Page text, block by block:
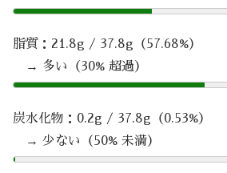
脂質：21.8g / 37.8g（57.68%）
→ 多い（30% 超過）
炭水化物：0.2g / 37.8g（0.53%）
→ 少ない（50% 未満）